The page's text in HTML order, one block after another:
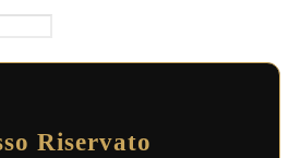
Riservato